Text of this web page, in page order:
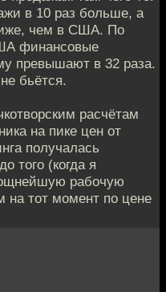
в 10 раз больше, а
чем в США. По
финансовые
превышают в 32 раза.
бьётся.
расчётам
на пике цен от
получалась
того (когда я
рабочую
на тот момент по цене